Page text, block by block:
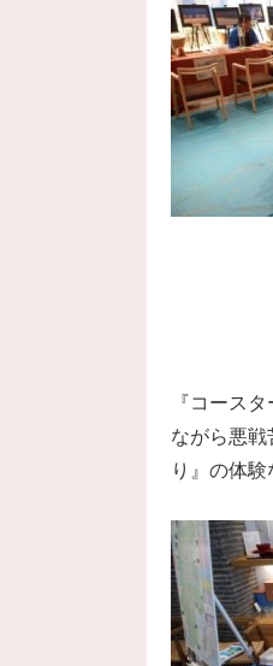
『コース
ながら悪戦
り』の体験